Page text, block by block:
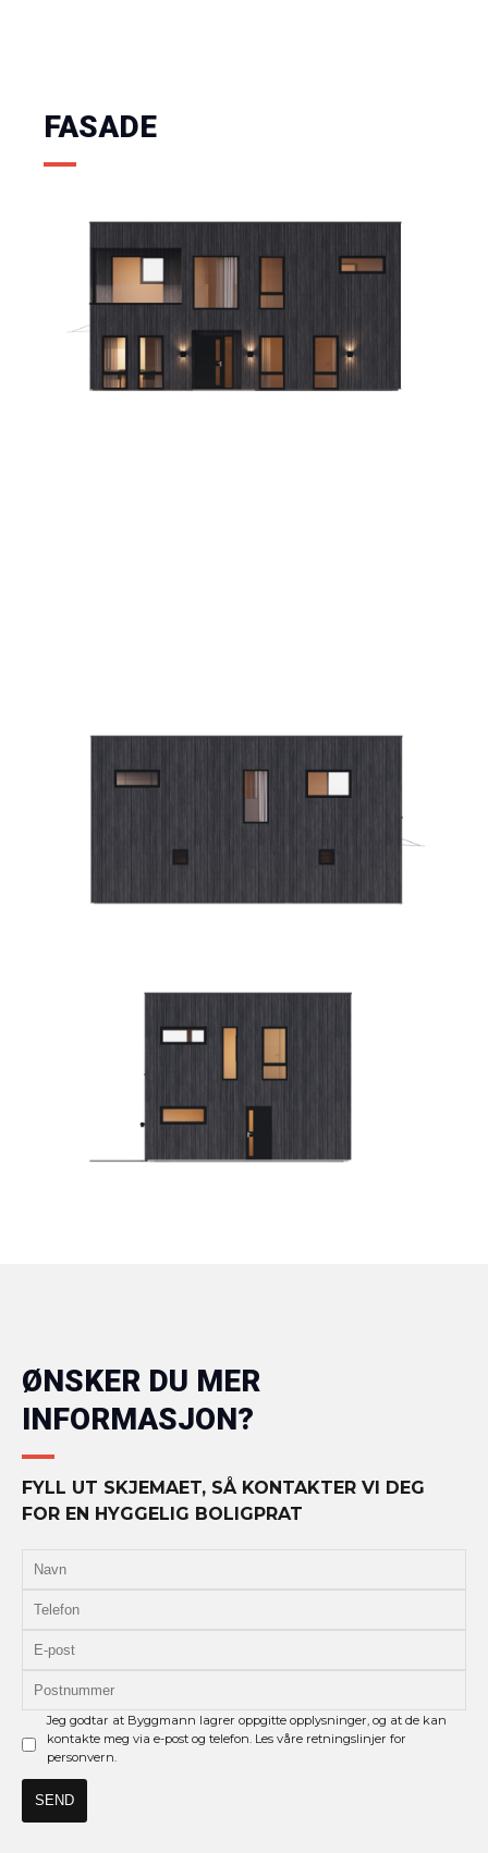
FASADE
ØNSKER DU MER
INFORMASJON?
FYLL UT SKJEMAET, SÅ KONTAKTER VI DEG
FOR EN HYGGELIG BOLIGPRAT
Jeg godtar at Byggmann lagrer oppgitte opplysninger, og at de kan
kontakte meg via e-post og telefon. Les våre retningslinjer for
personvern.